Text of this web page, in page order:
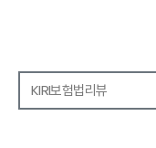
KIRI보험법리뷰